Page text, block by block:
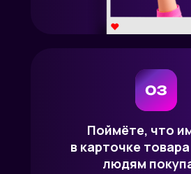
Поймёте, что
в карточке
людям